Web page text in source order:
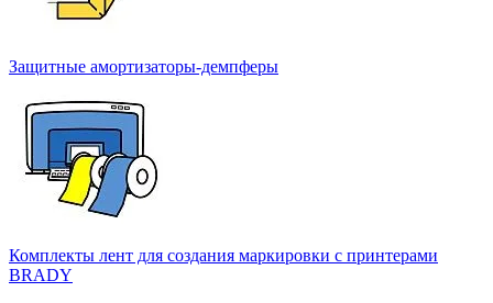
Защитные амортизаторы-демпферы
Комплекты лент для создания маркировки с принтерами
BRADY